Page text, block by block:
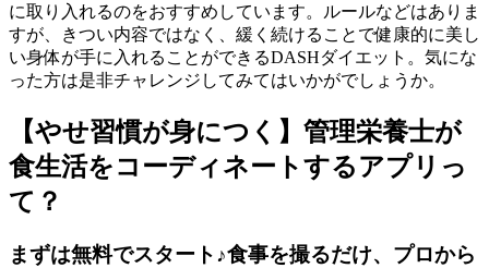
に取り入れるのをおすすめしています。ルールなどはありま
すが、きつい内容ではなく、緩く続けることで健康的に美し
い身体が手に入れることができるDASHダイエット。気にな
った方は是非チャレンジしてみてはいかがでしょうか。
【やせ習慣が身につく】管理栄養士が
食生活をコーディネートするアプリっ
て？
まずは無料でスタート♪食事を撮るだけ、プロから